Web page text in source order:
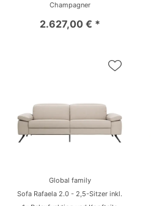
Champagner
2.627,00 € *
Global family
Sofa Rafaela 2.0 - 2,5-Sitzer inkl.